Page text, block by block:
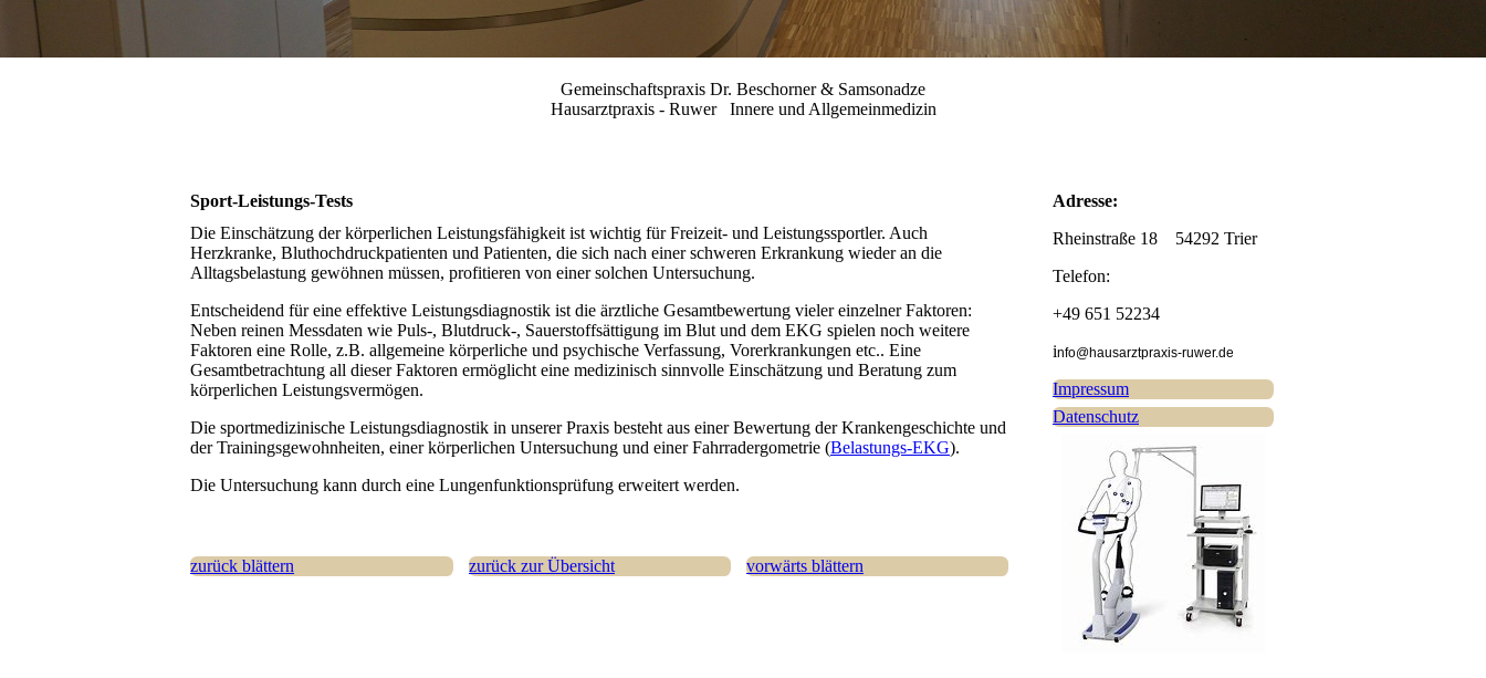
Gemeinschaftspraxis Dr. Beschorner & Samsonadze
Hausarztpraxis - Ruwer Innere und Allgemeinmedizin
Sport-Leistungs-Tests
Die Einschätzung der körperlichen Leistungsfähigkeit ist wichtig für Freizeit- und Leistungssportler. Auch
Herzkranke, Bluthochdruckpatienten und Patienten, die sich nach einer schweren Erkrankung wieder an die
Alltagsbelastung gewöhnen müssen, profitieren von einer solchen Untersuchung.
Entscheidend für eine effektive Leistungsdiagnostik ist die ärztliche Gesamtbewertung vieler einzelner Faktoren:
Neben reinen Messdaten wie Puls-, Blutdruck-, Sauerstoffsättigung im Blut und dem EKG spielen noch weitere
Faktoren eine Rolle, z.B. allgemeine körperliche und psychische Verfassung, Vorerkrankungen etc.. Eine
Gesamtbetrachtung all dieser Faktoren ermöglicht eine medizinisch sinnvolle Einschätzung und Beratung zum
körperlichen Leistungsvermögen.
Die sportmedizinische Leistungsdiagnostik in unserer Praxis besteht aus einer Bewertung der Krankengeschichte und
der Trainingsgewohnheiten, einer körperlichen Untersuchung und einer Fahrradergometrie (Belastungs-EKG).
Die Untersuchung kann durch eine Lungenfunktionsprüfung erweitert werden.
zurück blättern zurück zur Übersicht vorwärts blättern
Adresse:
Rheinstraße 18 54292 Trier
Telefon:
+49 651 52234
info@hausarztpraxis-ruwer.de
Impressum
Datenschutz